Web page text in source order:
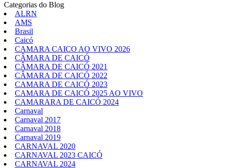
Categorias do Blog
ALRN
AMS
Brasil
Caicó
CAMARA CAICO AO VIVO 2026
CÂMARA DE CAICÓ
CÂMARA DE CAICÓ 2021
CÂMARA DE CAICÓ 2022
CAMARA DE CAICÓ 2023
CAMARA DE CAICÓ 2025 AO VIVO
CAMARARA DE CAICÓ 2024
Carnaval
Carnaval 2017
Carnaval 2018
Carnaval 2019
CARNAVAL 2020
CARNAVAL 2023 CAICÓ
CARNAVAL 2024